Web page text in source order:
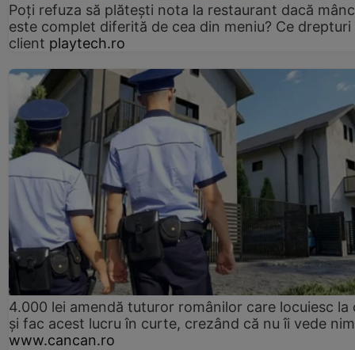
Poți refuza să plătești nota la restaurant dacă
este complet diferită de cea din meniu? Ce drepturi
client playtech.ro
4.000 lei amendă tuturor românilor care locuiesc la
și fac acest lucru în curte, crezând că nu îi vede
www.cancan.ro